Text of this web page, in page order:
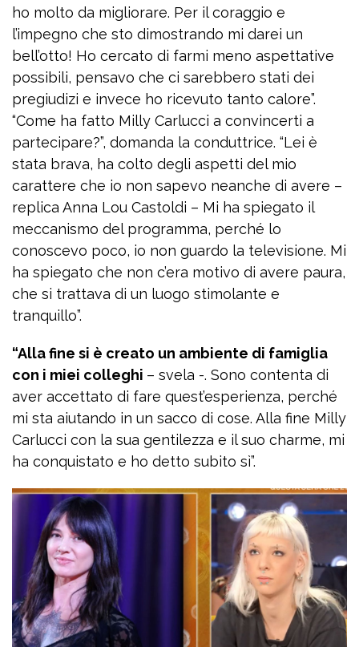
ho molto da migliorare. Per il coraggio e
l’impegno che sto dimostrando mi darei un
bell’otto! Ho cercato di farmi meno aspettative
possibili, pensavo che ci sarebbero stati dei
pregiudizi e invece ho ricevuto tanto calore”.
“Come ha fatto Milly Carlucci a convincerti a
partecipare?”, domanda la conduttrice. “Lei è
stata brava, ha colto degli aspetti del mio
carattere che io non sapevo neanche di avere –
replica Anna Lou Castoldi – Mi ha spiegato il
meccanismo del programma, perché lo
conoscevo poco, io non guardo la televisione. Mi
ha spiegato che non c’era motivo di avere paura,
che si trattava di un luogo stimolante e
tranquillo”.
“Alla fine si è creato un ambiente di famiglia
con i miei colleghi – svela -. Sono contenta di
aver accettato di fare quest’esperienza, perché
mi sta aiutando in un sacco di cose. Alla fine Milly
Carlucci con la sua gentilezza e il suo charme, mi
ha conquistato e ho detto subito sì”.